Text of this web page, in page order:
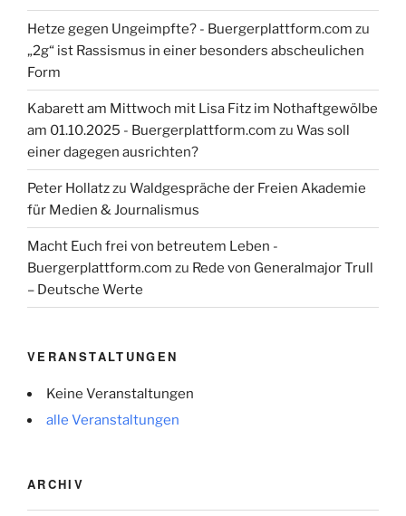
Hetze gegen Ungeimpfte? - Buergerplattform.com zu
„2g“ ist Rassismus in einer besonders abscheulichen
Form
Kabarett am Mittwoch mit Lisa Fitz im Nothaftgewölbe
am 01.10.2025 - Buergerplattform.com zu Was soll
einer dagegen ausrichten?
Peter Hollatzzu Waldgespräche der Freien Akademie
für Medien & Journalismus
Macht Euch frei von betreutem Leben -
Buergerplattform.com zu Rede von Generalmajor Trull
– Deutsche Werte
VERANSTALTUNGEN
Keine Veranstaltungen
alle Veranstaltungen
ARCHIV